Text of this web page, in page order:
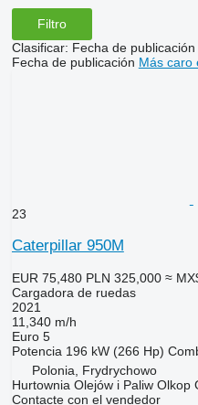
Filtro
Clasificar: Fecha de publicación
Fecha de publicación Más caro
23
Caterpillar 950M
EUR 75,480 PLN 325,000 ≈
Cargadora de ruedas
2021
11,340 m/h
Euro 5
Potencia 196 kW (266 Hp)
Polonia, Frydrychowo
Hurtownia Olejów i Paliw Olkop
Contacte con el vendedor